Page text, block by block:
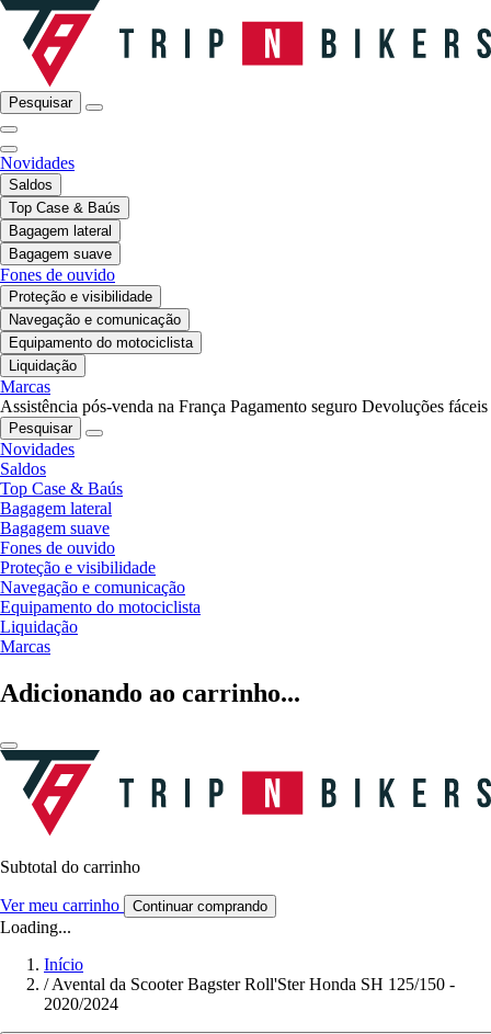
Pesquisar
Novidades
Saldos
Top Case & Baús
Bagagem lateral
Bagagem suave
Fones de ouvido
Proteção e visibilidade
Navegação e comunicação
Equipamento do motociclista
Liquidação
Marcas
Assistência pós-venda na França Pagamento seguro Devoluções fáceis
Pesquisar
Novidades
Saldos
Top Case & Baús
Bagagem lateral
Bagagem suave
Fones de ouvido
Proteção e visibilidade
Navegação e comunicação
Equipamento do motociclista
Liquidação
Marcas
Adicionando ao carrinho...
Subtotal do carrinho
Ver meu carrinho Continuar comprando
Loading...
Início
/Avental da Scooter Bagster Roll'Ster Honda SH 125/150 -
2020/2024